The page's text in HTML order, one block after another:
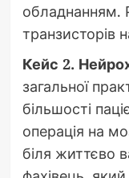
обладнанням.
транзисторів
Кейс 2.
загальної
більшості
операція на
біля життєво